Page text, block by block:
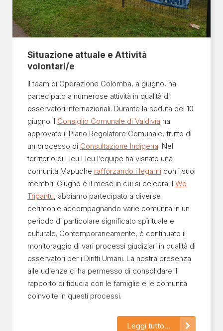
Situazione attuale e Attività
volontari/e
Il team di Operazione Colomba, a giugno, ha
partecipato a numerose attività in qualità di
osservatori internazionali. Durante la seduta del 10
giugno il Consiglio Comunale di Valdivia ha
approvato il Piano Regolatore Comunale, frutto di
un processo di Consultazione Indigena. Nel
territorio di Lleu Lleu l’equipe ha visitato una
comunità Mapuche rafforzando i legamicon i suoi
membri. Giugno è il mese in cui si celebra il We
Tripantu, abbiamo partecipato a diverse
cerimonie accompagnando varie comunità in un
periodo di particolare significato spirituale e
culturale. Contemporaneamente, è continuato il
monitoraggio di vari processi giudiziari in qualità di
osservatori per i Diritti Umani. La nostra presenza
alle udienze ci ha permesso di consolidare il
rapporto di fiducia con le famiglie e le comunità
coinvolte in questi processi.
Leggi tutto...